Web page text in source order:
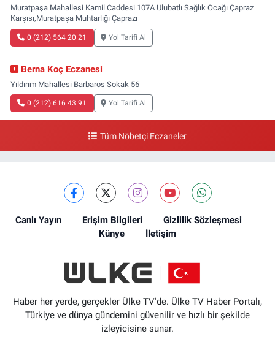
Muratpaşa Mahallesi Kamil Caddesi 107A Ulubatlı Sağlık Ocağı Çapraz
Karşısı,Muratpaşa Muhtarlığı Çaprazı
0 (212) 564 20 21 Yol Tarifi Al
Berna Koç Eczanesi
Yıldırım Mahallesi Barbaros Sokak 56
0 (212) 616 43 91 Yol Tarifi Al
Tüm Nöbetçi Eczaneler
Canlı Yayın Erişim Bilgileri
Gizlilik Sözleşmesi
Künye
İletişim
Haber her yerde, gerçekler Ülke TV'de. Ülke TV Haber Portalı,
Türkiye ve dünya gündemini güvenilir ve hızlı bir şekilde
izleyicisine sunar.